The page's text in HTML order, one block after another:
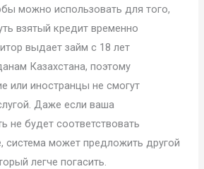
можно использовать для того,
взятый кредит временно
выдает займ с 18 лет
Казахстана, поэтому
или иностранцы не смогут
Даже если ваша
не будет соответствовать
система может предложить другой
легче погасить.